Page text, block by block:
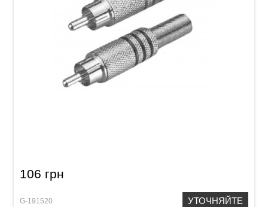
106 грн
G-191520 УТОЧНЯЙТЕ